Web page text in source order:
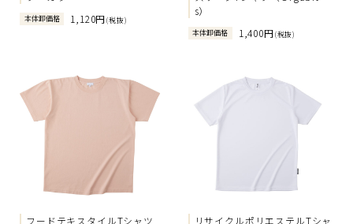
本体卸価格 1,120円(税抜)
s）
本体卸価格 1,400円(税抜)
フードテキスタイルTシャツ
リサイクルポリエステルTシャ